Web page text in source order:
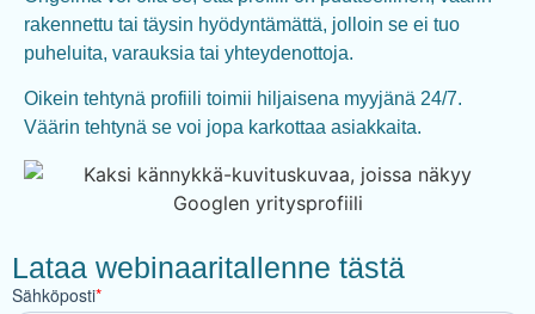
rakennettu tai täysin hyödyntämättä, jolloin se ei tuo
puheluita, varauksia tai yhteydenottoja.
Oikein tehtynä profiili toimii hiljaisena myyjänä 24/7.
Väärin tehtynä se voi jopa karkottaa asiakkaita.
Lataa webinaaritallenne tästä